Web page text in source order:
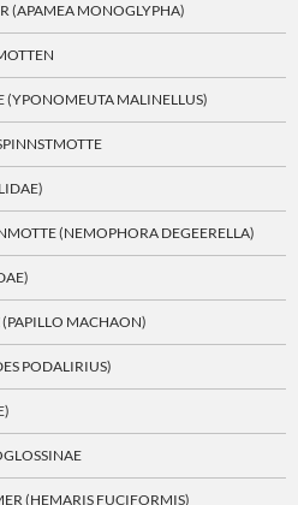
(APAMEA MONOGLYPHA)
(YPONOMEUTA MALINELLUS)
(NEMOPHORA DEGEERELLA)
MACHAON)
PODALIRIUS)
(HEMARIS FUCIFORMIS)